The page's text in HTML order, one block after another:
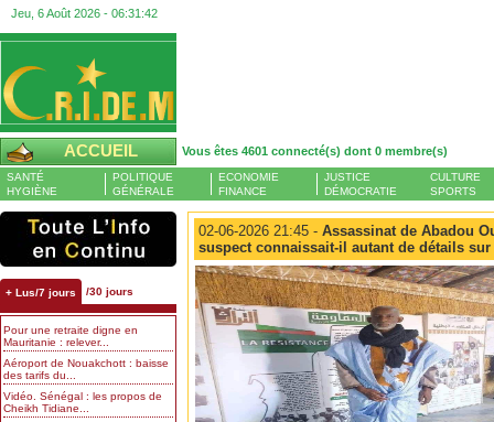
Jeu, 6 Août 2026 - 06:31:43
ACCUEIL Vous êtes 4601 connecté(s) dont 0 membre(s)
SANTÉ
HYGIÈNE
POLITIQUE
GÉNÉRALE
ECONOMIE
FINANCE
JUSTICE
DÉMOCRATIE
CULTURE
SPORTS
+ Lus/7 jours /30 jours
Pour une retraite digne en
Mauritanie : relever...
Aéroport de Nouakchott : baisse
des tarifs du...
Vidéo. Sénégal : les propos de
Cheikh Tidiane...
02-06-2026 21:45 - Assassinat de Abadou
suspect connaissait-il autant de détails